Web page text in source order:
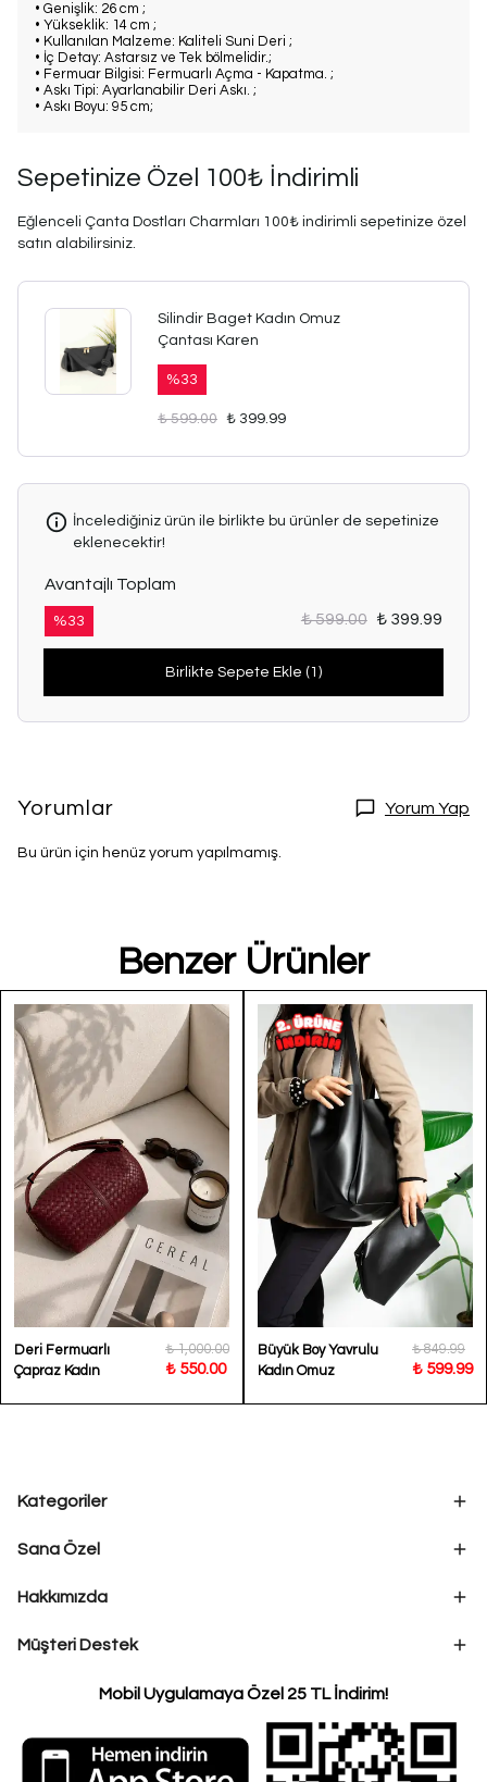
• Genişlik: 26 cm ;
• Yükseklik: 14 cm ;
• Kullanılan Malzeme: Kaliteli Suni Deri ;
• İç Detay: Astarsız ve Tek bölmelidir.;
• Fermuar Bilgisi: Fermuarlı Açma - Kapatma. ;
• Askı Tipi: Ayarlanabilir Deri Askı. ;
• Askı Boyu: 95 cm;
Sepetinize Özel 100₺ İndirimli
Eğlenceli Çanta Dostları Charmları 100₺ indirimli sepetinize özel
satın alabilirsiniz.
Silindir Baget Kadın Omuz
Çantası Karen
%33
₺ 599.00 ₺ 399.99
İncelediğiniz ürün ile birlikte bu ürünler de sepetinize
eklenecektir!
Avantajlı Toplam
%33 ₺ 599.00 ₺ 399.99
Birlikte Sepete Ekle (1)
Yorumlar Yorum Yap
Bu ürün için henüz yorum yapılmamış.
Benzer Ürünler
Deri Fermuarlı
Çapraz Kadın
₺ 1,000.00
₺ 550.00
Büyük Boy Yavrulu
Kadın Omuz
₺ 849.99
₺ 599.99
Kategoriler
Sana Özel
Hakkımızda
Müşteri Destek
Mobil Uygulamaya Özel 25 TL İndirim!